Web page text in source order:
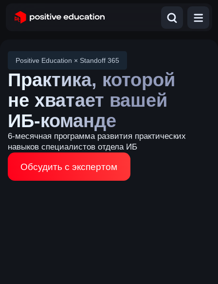
Практика, которой
не хватает вашей
ИБ-команде
6-месячная программа развития практических
навыков специалистов отдела ИБ
Обсудить с экспертом